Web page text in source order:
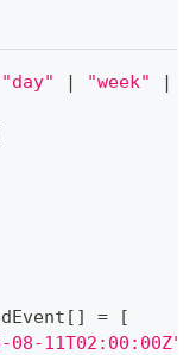
"day" | "week" |
[ ] =
[
08-11T02:00:00Z"